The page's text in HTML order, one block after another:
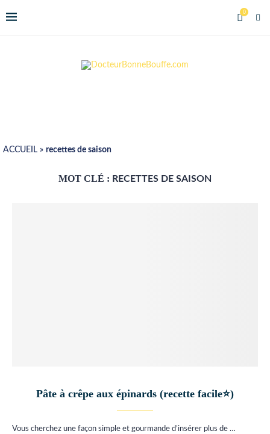
0
ACCUEIL » recettes de saison
MOT CLÉ : RECETTES DE SAISON
Pâte à crêpe aux épinards (recette facile⭐)
Vous cherchez une façon simple et gourmande d’insérer plus de …